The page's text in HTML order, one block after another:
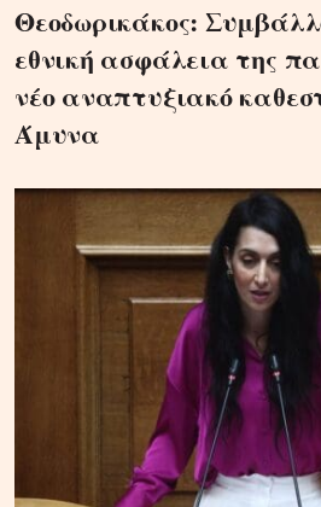
Θεοδωρικάκος:
εθνική ασφάλεια της
νέο αναπτυξιακό
Άμυνα